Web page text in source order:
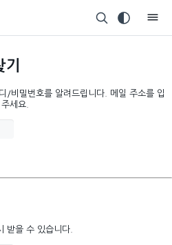
/비밀번호를 알려드립니다. 메일 주소를 입
세요.
받을 수 있습니다.